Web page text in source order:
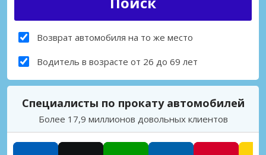
Возврат автомобиля на то же место
Водитель в возрасте от 26 до 69 лет
Специалисты по прокату автомобилей
Более 17,9 миллионов довольных клиентов